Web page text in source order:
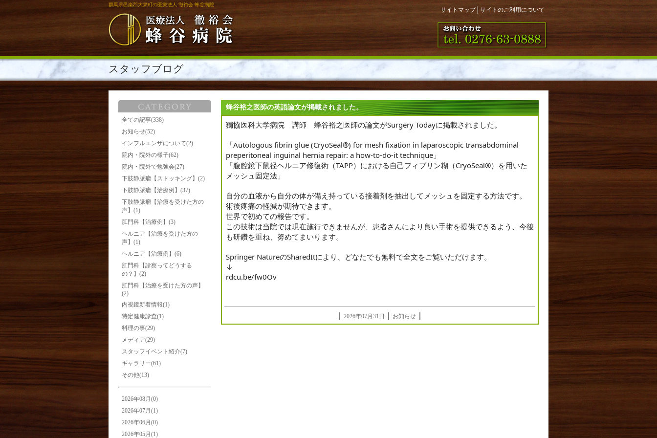
群馬県邑楽郡大泉町の医療法人 徹裕会 蜂谷病院
サイトマップ│ サイトのご利用について
スタッフブログ
全ての記事(338)
お知らせ(52)
インフルエンザについて(2)
院内・院外の様子(62)
院内・院外で勉強会(27)
下肢静脈瘤【ストッキング】(2)
下肢静脈瘤【治療例】(37)
下肢静脈瘤【治療を受けた方の
声】(1)
肛門科【治療例】(3)
ヘルニア【治療を受けた方の
声】(1)
ヘルニア【治療例】(6)
肛門科【診察ってどうする
の？】(2)
肛門科【治療を受けた方の声】
(2)
内視鏡新着情報(1)
特定健康診査(1)
料理の事(29)
メディア(29)
スタッフイベント紹介(7)
ギャラリー(61)
その他(13)
2026年08月(0)
2026年07月(1)
2026年06月(0)
2026年05月(1)
蜂谷裕之医師の英語論文が掲載されました。
獨協医科大学病院 講師 蜂谷裕之医師の論文がSurgery Todayに掲載されました。
「Autologous fibrin glue (CryoSeal®) for mesh fixation in laparoscopic transabdominal
preperitoneal inguinal hernia repair: a how-to-do-it technique」
「腹腔鏡下鼠径ヘルニア修復術（TAPP）における自己フィブリン糊（CryoSeal®）を用いた
メッシュ固定法」
自分の血液から自分の体が備え持っている接着剤を抽出してメッシュを固定する方法です。
術後疼痛の軽減が期待できます。
世界で初めての報告です。
この技術は当院では現在施行できませんが、患者さんにより良い手術を提供できるよう、今後
も研鑽を重ね、努めてまいります。
Springer NatureのSharedItにより、どなたでも無料で全文をご覧いただけます。
↓
rdcu.be/fw0Ov
2026年07月31日 お知らせ